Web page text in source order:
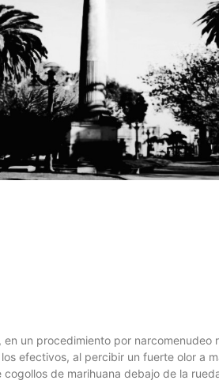
en un procedimiento por
efectivos, al percibir un fuerte olor a
de marihuana debajo de la